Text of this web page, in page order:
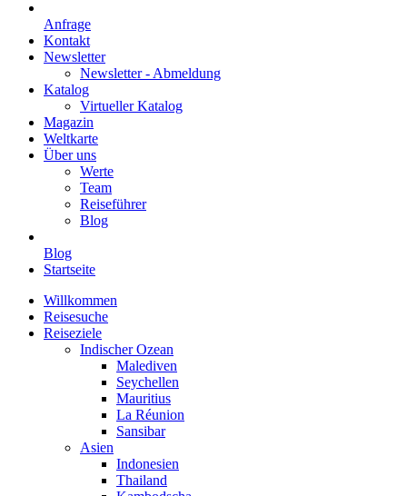
Anfrage
Kontakt
Newsletter
Newsletter - Abmeldung
Katalog
Virtueller Katalog
Magazin
Weltkarte
Über uns
Werte
Team
Reiseführer
Blog
Blog
Startseite
Willkommen
Reisesuche
Reiseziele
Indischer Ozean
Malediven
Seychellen
Mauritius
La Réunion
Sansibar
Asien
Indonesien
Thailand